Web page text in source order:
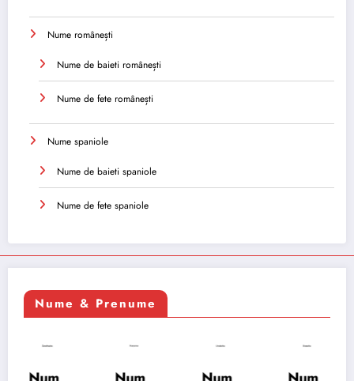
Nume românești
Nume de baieti românești
Nume de fete românești
Nume spaniole
Nume de baieti spaniole
Nume de fete spaniole
Nume & Prenume